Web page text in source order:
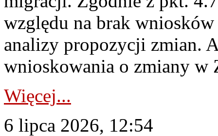
względu na brak
analizy propozycji zmian.
wnioskowania o zmiany w
Więcej...
6 lipca 2026, 12:54